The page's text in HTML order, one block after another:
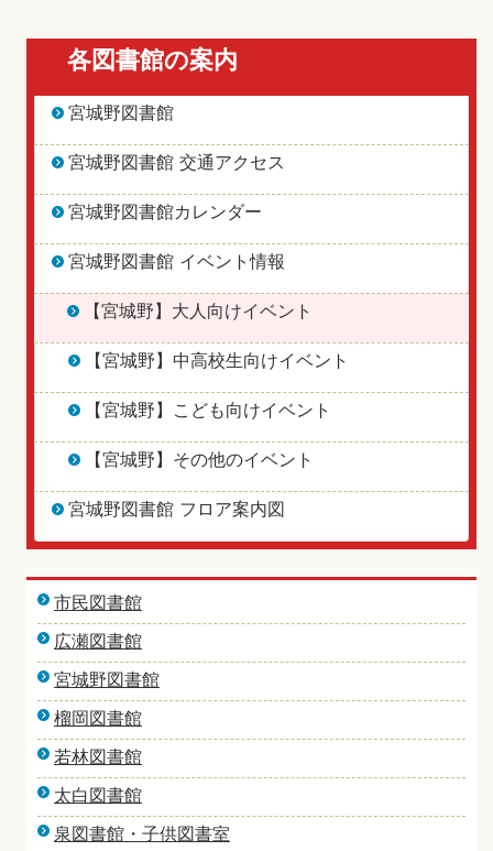
各図書館の案内
宮城野図書館
宮城野図書館 交通アクセス
宮城野図書館カレンダー
宮城野図書館 イベント情報
【宮城野】大人向けイベント
【宮城野】中高校生向けイベント
【宮城野】こども向けイベント
【宮城野】その他のイベント
宮城野図書館 フロア案内図
市民図書館
広瀬図書館
宮城野図書館
榴岡図書館
若林図書館
太白図書館
泉図書館・子供図書室